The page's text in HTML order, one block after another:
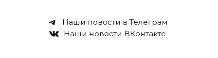
Наши новости в Телеграм
Наши новости ВКонтакте